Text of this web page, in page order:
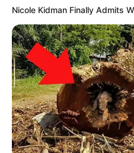
Nicole Kidman Finally Admits